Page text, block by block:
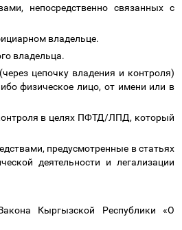
непосредственно связанных с
владельце.
владельца.
цепочку владения и контроля)
физическое лицо, от имени или в
в целях ПФТД/ЛПД, который
предусмотренные в статьях
деятельности и легализации
Кыргызской Республики «О